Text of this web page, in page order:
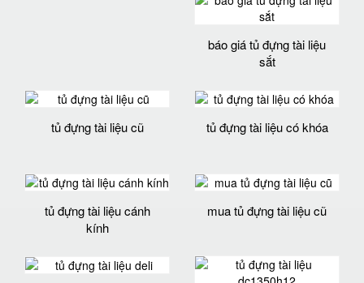
báo giá tủ đựng tài liệu
sắt
tủ đựng tài liệu cũ tủ đựng tài liệu có khóa
tủ đựng tài liệu cánh
kính
mua tủ đựng tài liệu cũ